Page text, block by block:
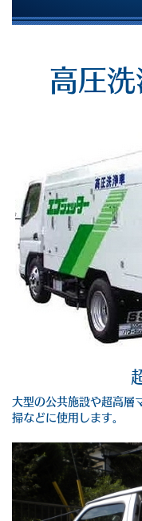
高圧
大型の公共施設や超高層
掃などに使用します。